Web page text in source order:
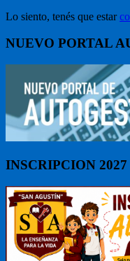
Lo siento, tenés que estar
NUEVO PORTAL
INSCRIPCION 2027